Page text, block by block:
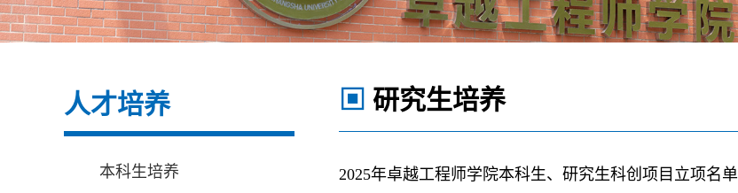
人才培养
本科生培养
▣ 研究生培养
2025年卓越工程师学院本科生、研究生科创项目立项名单